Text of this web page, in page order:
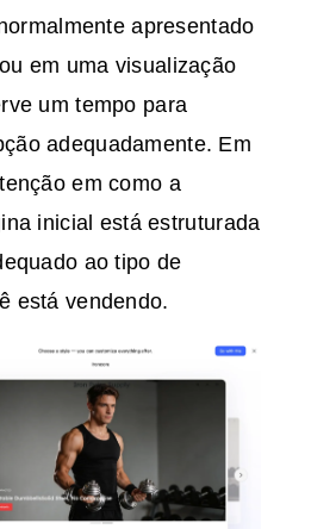
apresentado
em uma visualização
um tempo para
adequadamente. Em
em como a
inicial está estruturada
ao tipo de
está vendendo.